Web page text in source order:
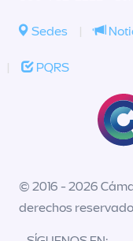
Sedes |
| PQRS
© 2016 - 2026
derechos